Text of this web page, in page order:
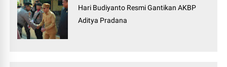
Hari Budiyanto Resmi Gantikan AKBP
Aditya Pradana